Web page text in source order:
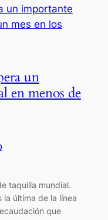
un
en menos de
taquilla mundial.
la última de la línea
que